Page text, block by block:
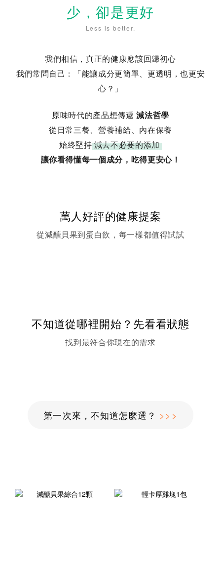
少，卻是更好
Less is better.
我們相信，真正的健康應該回歸初心
我們常問自己：「能讓成分更簡單、更透明，也更安
心？」
原味時代的產品想傳遞減法哲學
從日常三餐、營養補給、內在保養
始終堅持 減去不必要的添加
讓你看得懂每一個成分，吃得更安心！
萬人好評的健康提案
從減醣貝果到蛋白飲，每一樣都值得試試
不知道從哪裡開始？先看看狀態
找到最符合你現在的需求
第一次來，不知道怎麼選？ >>>